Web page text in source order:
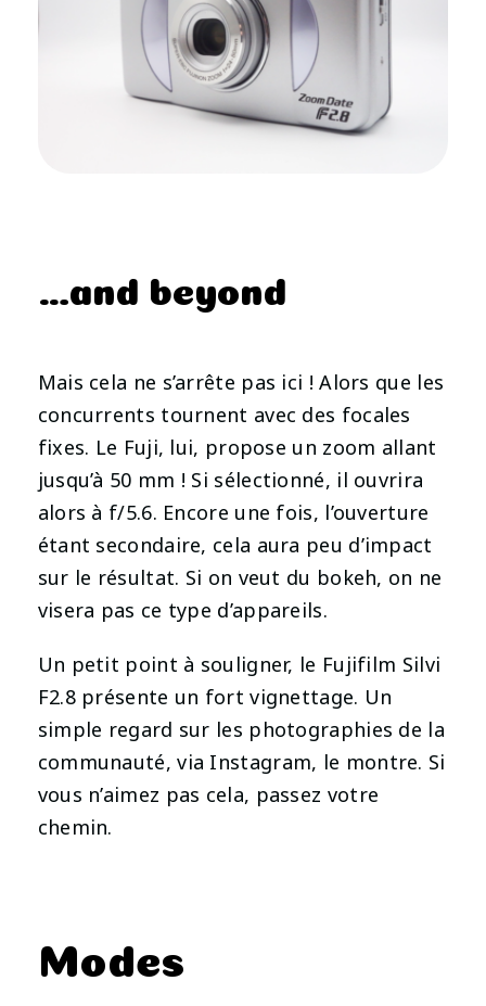
…and beyond
Mais cela ne s’arrête pas ici ! Alors que les
concurrents tournent avec des focales
fixes. Le Fuji, lui, propose un zoom allant
jusqu’à 50 mm ! Si sélectionné, il ouvrira
alors à f/5.6. Encore une fois, l’ouverture
étant secondaire, cela aura peu d’impact
sur le résultat. Si on veut du bokeh, on ne
visera pas ce type d’appareils.
Un petit point à souligner, le Fujifilm Silvi
F2.8 présente un fort vignettage. Un
simple regard sur les photographies de la
communauté, via Instagram, le montre. Si
vous n’aimez pas cela, passez votre
chemin.
Modes